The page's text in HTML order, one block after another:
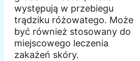
występują w przebiegu
trądziku różowatego. Może
być również stosowany do
miejscowego leczenia
zakażeń skóry.